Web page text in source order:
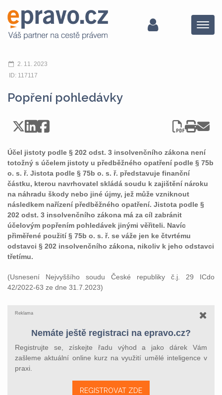
Menu
2. 11. 2023
ID: 117117
Popření pohledávky
Účel jistoty podle § 202 odst. 3 insolvenčního zákona není
totožný s účelem jistoty u předběžného opatření podle § 75b
o. s. ř. Jistota podle § 75b o. s. ř. představuje finanční
částku, kterou navrhovatel skládá soudu k zajištění nároku
na náhradu škody nebo jiné újmy, jež může vzniknout
následkem nařízení předběžného opatření. Jistota podle §
202 odst. 3 insolvenčního zákona má za cíl zabránit
účelovým popřením pohledávek jinými věřiteli. Navíc
přiměřené použití § 75b o. s. ř. se váže jen ke čtvrtému
odstavci § 202 insolvenčního zákona, nikoliv k jeho odstavci
třetímu.
(Usnesení Nejvyššího soudu České republiky č.j. 29 ICdo
42/2022-63 ze dne 31.7.2023)
Reklama
Nemáte ještě registraci na epravo.cz?
Registrujte se, získejte řadu výhod a jako dárek Vám
zašleme aktuální online kurz na využití umělé inteligence v
praxi.
REGISTROVAT ZDE